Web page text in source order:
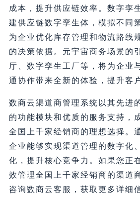
成本，提升供应链效率。数字孪
建供应链数字孪生体，模拟不同
为企业优化库存管理和物流路线
的决策依据。元宇宙商务场景的
厅、数字孪生工厂等，将为企业
通协作带来全新的体验，提升客
数商云渠道商管理系统以其先进
的功能模块和优质的服务支持，
全国上千家经销商的理想选择。
企业能够实现渠道管理的数字化
化，提升核心竞争力。如果您正
效管理全国上千家经销商的渠道
咨询数商云客服，获取更多详细